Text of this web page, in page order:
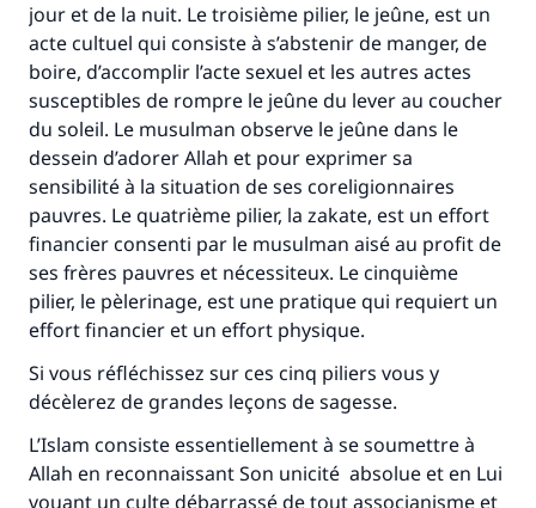
jour et de la nuit. Le troisième pilier, le jeûne, est un
acte cultuel qui consiste à s’abstenir de manger, de
boire, d’accomplir l’acte sexuel et les autres actes
susceptibles de rompre le jeûne du lever au coucher
du soleil. Le musulman observe le jeûne dans le
dessein d’adorer Allah et pour exprimer sa
sensibilité à la situation de ses coreligionnaires
pauvres. Le quatrième pilier, la zakate, est un effort
financier consenti par le musulman aisé au profit de
ses frères pauvres et nécessiteux. Le cinquième
pilier, le pèlerinage, est une pratique qui requiert un
effort financier et un effort physique.
Si vous réfléchissez sur ces cinq piliers vous y
décèlerez de grandes leçons de sagesse.
L’Islam consiste essentiellement à se soumettre à
Allah en reconnaissant Son unicité absolue et en Lui
vouant un culte débarrassé de tout associanisme et
Le Messager d'Allah (Paix sur lui) a dit:
"Celui qui indique une bonne action obtient la
même récompense que celui qui le fait."
(MOUSLIM 1893)
Soutenez IslamQA